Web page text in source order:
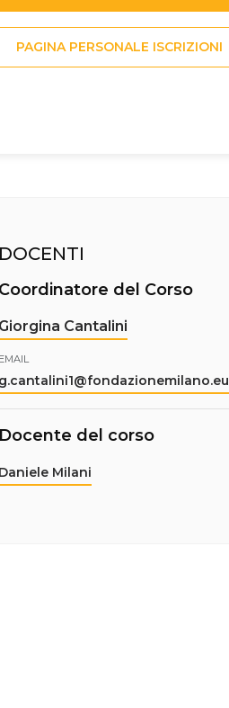
PAGINA PERSONALE ISCRIZIONI
DOCENTI
Coordinatore del Corso
Giorgina Cantalini
EMAIL
g.cantalini1@fondazionemilano.eu
Docente del corso
Daniele Milani